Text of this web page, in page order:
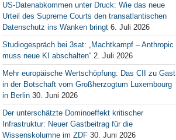
US-Datenabkommen unter Druck: Wie das neue
Urteil des Supreme Courts den transatlantischen
Datenschutz ins Wanken bringt 6. Juli 2026
Studiogespräch bei 3sat: „Machtkampf – Anthropic
muss neue KI abschalten“ 2. Juli 2026
Mehr europäische Wertschöpfung: Das CII zu Gast
in der Botschaft vom Großherzogtum Luxembourg
in Berlin 30. Juni 2026
Der unterschätzte Dominoeffekt kritischer
Infrastruktur: Neuer Gastbeitrag für die
Wissenskolumne im ZDF 30. Juni 2026